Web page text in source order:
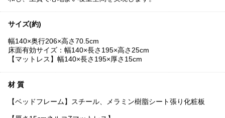
サイズ(約)
幅140×奥行206×高さ70.5cm
床面有効サイズ：幅140×長さ195×高さ25cm
【マットレス】幅140×長さ195×厚さ15cm
材 質
【ベッドフレーム】スチール、メラミン樹脂シート張り化粧板